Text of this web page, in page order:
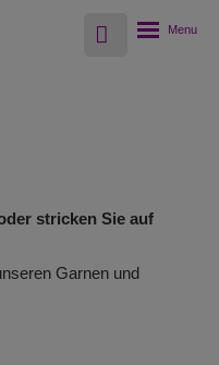
Vyhledávání
Rozbalení
stricken Sie auf
Garnen und